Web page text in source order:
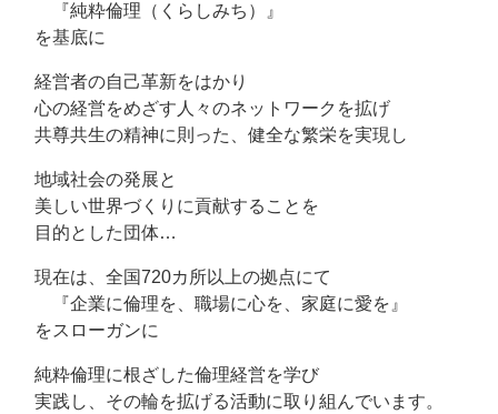
『純粋倫理（くらしみち）』
を基底に
経営者の自己革新をはかり
心の経営をめざす人々のネットワークを拡げ
共尊共生の精神に則った、健全な繁栄を実現し
地域社会の発展と
美しい世界づくりに貢献することを
目的とした団体…
現在は、全国720カ所以上の拠点にて
『企業に倫理を、職場に心を、家庭に愛を』
をスローガンに
純粋倫理に根ざした倫理経営を学び
実践し、その輪を拡げる活動に取り組んでいます。